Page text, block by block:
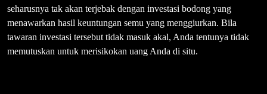
seharusnya tak akan terjebak dengan investasi bodong yang
menawarkan hasil keuntungan semu yang menggiurkan. Bila
tawaran investasi tersebut tidak masuk akal, Anda tentunya tidak
memutuskan untuk merisikokan uang Anda di situ.